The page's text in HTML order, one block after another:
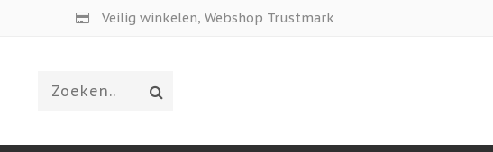
Veilig winkelen, Webshop Trustmark